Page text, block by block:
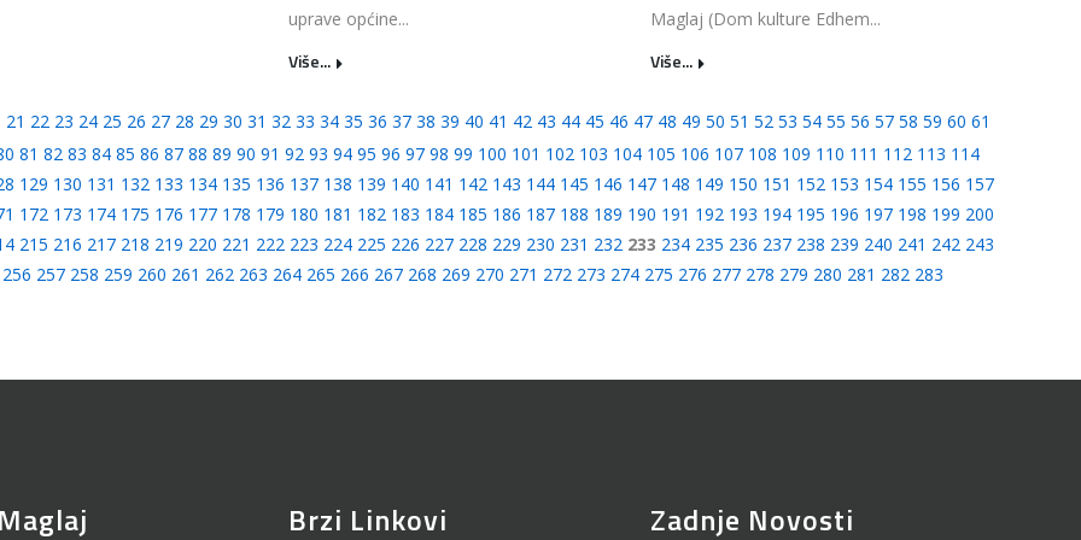
uprave općine...
Više...
Maglaj (Dom kulture Edhem...
Više...
21 22 23 24 25 26 27 28 29 30 31 32 33 34 35 36 37 38 39 40 41 42 43 44 45 46 47 48 49 50 51 52 53 54 55 56 57 58 59 60 61
81 82 83 84 85 86 87 88 89 90 91 92 93 94 95 96 97 98 99 100 101 102 103 104 105 106 107 108 109 110 111 112 113 114
129 130 131 132 133 134 135 136 137 138 139 140 141 142 143 144 145 146 147 148 149 150 151 152 153 154 155 156 157
172 173 174 175 176 177 178 179 180 181 182 183 184 185 186 187 188 189 190 191 192 193 194 195 196 197 198 199 200
215 216 217 218 219 220 221 222 223 224 225 226 227 228 229 230 231 232 233 234 235 236 237 238 239 240 241 242 243
256 257 258 259 260 261 262 263 264 265 266 267 268 269 270 271 272 273 274 275 276 277 278 279 280 281 282 283
Brzi Linkovi Zadnje Novosti